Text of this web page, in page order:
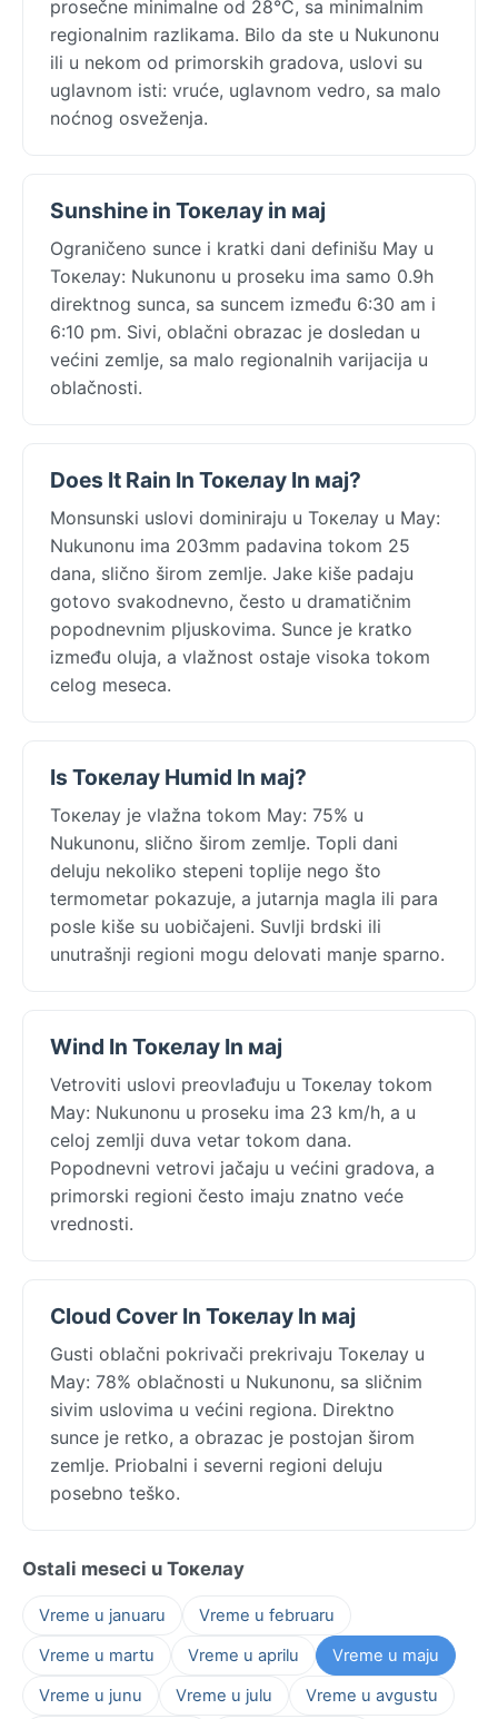
prosečne minimalne od 28°C, sa minimalnim
regionalnim razlikama. Bilo da ste u Nukunonu
ili u nekom od primorskih gradova, uslovi su
uglavnom isti: vruće, uglavnom vedro, sa malo
noćnog osveženja.
Sunshine in Токелау in мај
Ograničeno sunce i kratki dani definišu May u
Токелау: Nukunonu u proseku ima samo 0.9h
direktnog sunca, sa suncem između 6:30 am i
6:10 pm. Sivi, oblačni obrazac je dosledan u
većini zemlje, sa malo regionalnih varijacija u
oblačnosti.
Does It Rain In Токелау In мај?
Monsunski uslovi dominiraju u Токелау u May:
Nukunonu ima 203mm padavina tokom 25
dana, slično širom zemlje. Jake kiše padaju
gotovo svakodnevno, često u dramatičnim
popodnevnim pljuskovima. Sunce je kratko
između oluja, a vlažnost ostaje visoka tokom
celog meseca.
Is Токелау Humid In мај?
Токелау je vlažna tokom May: 75% u
Nukunonu, slično širom zemlje. Topli dani
deluju nekoliko stepeni toplije nego što
termometar pokazuje, a jutarnja magla ili para
posle kiše su uobičajeni. Suvlji brdski ili
unutrašnji regioni mogu delovati manje sparno.
Wind In Токелау In мај
Vetroviti uslovi preovlađuju u Токелау tokom
May: Nukunonu u proseku ima 23 km/h, a u
celoj zemlji duva vetar tokom dana.
Popodnevni vetrovi jačaju u većini gradova, a
primorski regioni često imaju znatno veće
vrednosti.
Cloud Cover In Токелау In мај
Gusti oblačni pokrivači prekrivaju Токелау u
May: 78% oblačnosti u Nukunonu, sa sličnim
sivim uslovima u većini regiona. Direktno
sunce je retko, a obrazac je postojan širom
zemlje. Priobalni i severni regioni deluju
posebno teško.
Ostali meseci u Токелау
Vreme u januaru
Vreme u februaru
Vreme u martu
Vreme u aprilu
Vreme u maju
Vreme u junu
Vreme u julu Vreme u avgustu